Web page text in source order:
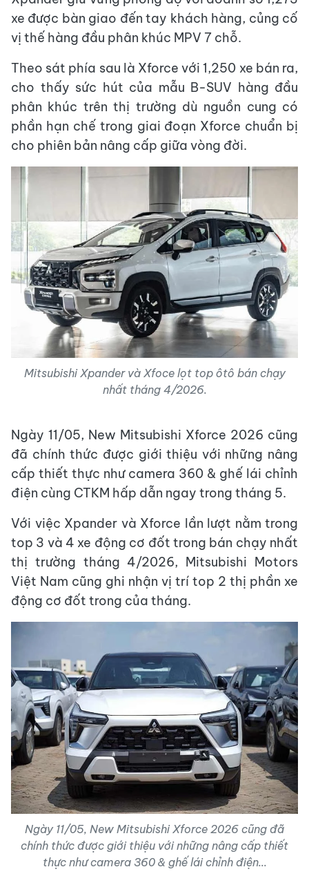
xe được bàn giao đến tay khách hàng, củng cố
vị thế hàng đầu phân khúc MPV 7 chỗ.
Theo sát phía sau là Xforce với 1,250 xe bán ra,
cho thấy sức hút của mẫu B-SUV hàng đầu
phân khúc trên thị trường dù nguồn cung có
phần hạn chế trong giai đoạn Xforce chuẩn bị
cho phiên bản nâng cấp giữa vòng đời.
Mitsubishi Xpander và Xfoce lọt top ôtô bán chạy
nhất tháng 4/2026.
Ngày 11/05, New Mitsubishi Xforce 2026 cũng
đã chính thức được giới thiệu với những nâng
cấp thiết thực như camera 360 & ghế lái chỉnh
điện cùng CTKM hấp dẫn ngay trong tháng 5.
Với việc Xpander và Xforce lần lượt nằm trong
top 3 và 4 xe động cơ đốt trong bán chạy nhất
thị trường tháng 4/2026, Mitsubishi Motors
Việt Nam cũng ghi nhận vị trí top 2 thị phần xe
động cơ đốt trong của tháng.
Ngày 11/05, New Mitsubishi Xforce 2026 cũng đã
chính thức được giới thiệu với những nâng cấp thiết
thực như camera 360 & ghế lái chỉnh điện...